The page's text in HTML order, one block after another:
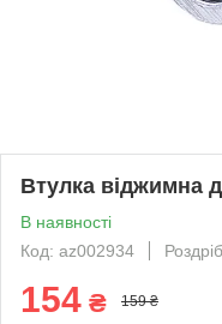
Втулка віджимна
В наявності
Код: az002934
Роздріб
154 ₴ 159 ₴